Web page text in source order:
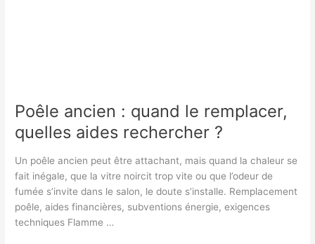
Poêle ancien : quand le remplacer,
quelles aides rechercher ?
Un poêle ancien peut être attachant, mais quand la chaleur se
fait inégale, que la vitre noircit trop vite ou que l’odeur de
fumée s’invite dans le salon, le doute s’installe. Remplacement
poêle, aides financières, subventions énergie, exigences
techniques Flamme …